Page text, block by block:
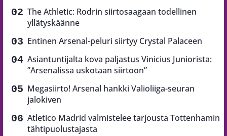
The Athletic: Rodrin siirtosaagaan todellinen
yllätyskäänne
Entinen Arsenal-peluri siirtyy Crystal Palaceen
Asiantuntijalta kova paljastus Vinicius Juniorista:
”Arsenalissa uskotaan siirtoon”
Megasiirto! Arsenal hankki Valioliiga-seuran
jalokiven
Atletico Madrid valmistelee tarjousta Tottenhamin
tähtipuolustajasta